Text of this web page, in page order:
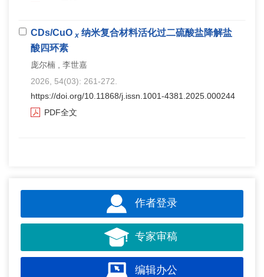
CDs/CuO x 纳米复合材料活化过二硫酸盐降解盐
酸四环素
庞尔楠 , 李世嘉
2026, 54(03): 261-272.
https://doi.org/10.11868/j.issn.1001-4381.2025.000244
PDF全文
作者登录
专家审稿
编辑办公